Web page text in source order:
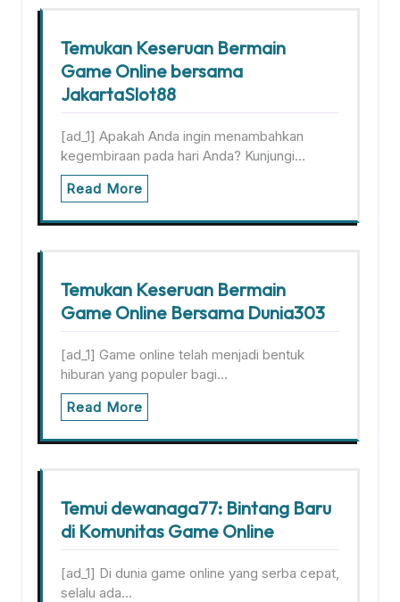
Temukan Keseruan Bermain
Game Online bersama
JakartaSlot88
[ad_1] Apakah Anda ingin menambahkan
kegembiraan pada hari Anda? Kunjungi…
Read More
Temukan Keseruan Bermain
Game Online Bersama Dunia303
[ad_1] Game online telah menjadi bentuk
hiburan yang populer bagi…
Read More
Temui dewanaga77: Bintang Baru
di Komunitas Game Online
[ad_1] Di dunia game online yang serba cepat,
selalu ada…